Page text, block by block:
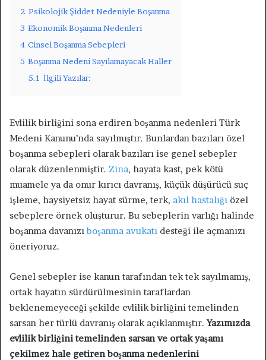
2 Psikolojik Şiddet Nedeniyle Boşanma
3 Ekonomik Boşanma Nedenleri
4 Cinsel Boşanma Sebepleri
5 Boşanma Nedeni Sayılamayacak Haller
5.1 İlgili Yazılar:
Evlilik birliğini sona erdiren boşanma nedenleri Türk
Medeni Kanunu’nda sayılmıştır. Bunlardan bazıları özel
boşanma sebepleri olarak bazıları ise genel sebepler
olarak düzenlenmiştir. Zina, hayata kast, pek kötü
muamele ya da onur kırıcı davranış, küçük düşürücü suç
işleme, haysiyetsiz hayat sürme, terk, akıl hastalığı özel
sebeplere örnek oluşturur. Bu sebeplerin varlığı halinde
boşanma davanızıboşanma avukatı desteği ile açmanızı
öneriyoruz.
Genel sebepler ise kanun tarafından tek tek sayılmamış,
ortak hayatın sürdürülmesinin taraflardan
beklenemeyeceği şekilde evlilik birliğini temelinden
sarsan her türlü davranış olarak açıklanmıştır.Yazımızda
evlilik birliğini temelinden sarsan ve ortak yaşamı
çekilmez hale getiren boşanma nedenlerini